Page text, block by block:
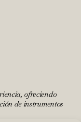
ofreciendo
de instrumentos